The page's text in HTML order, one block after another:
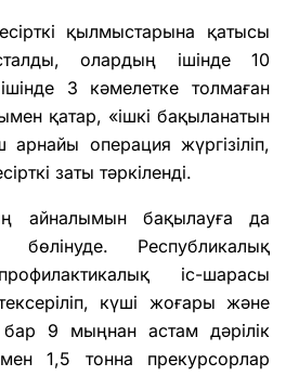
қылмыстарына қатысы
олардың ішінде 10
3 кәмелетке толмаған
қатар, «ішкі бақыланатын
арнайы операция жүргізіліп,
заты тәркіленді.
айналымын бақылауға да
бөлінуде. Республикалық
іс-шарасы
күші жоғары және
бар 9 мыңнан астам дәрілік
1,5 тонна прекурсорлар